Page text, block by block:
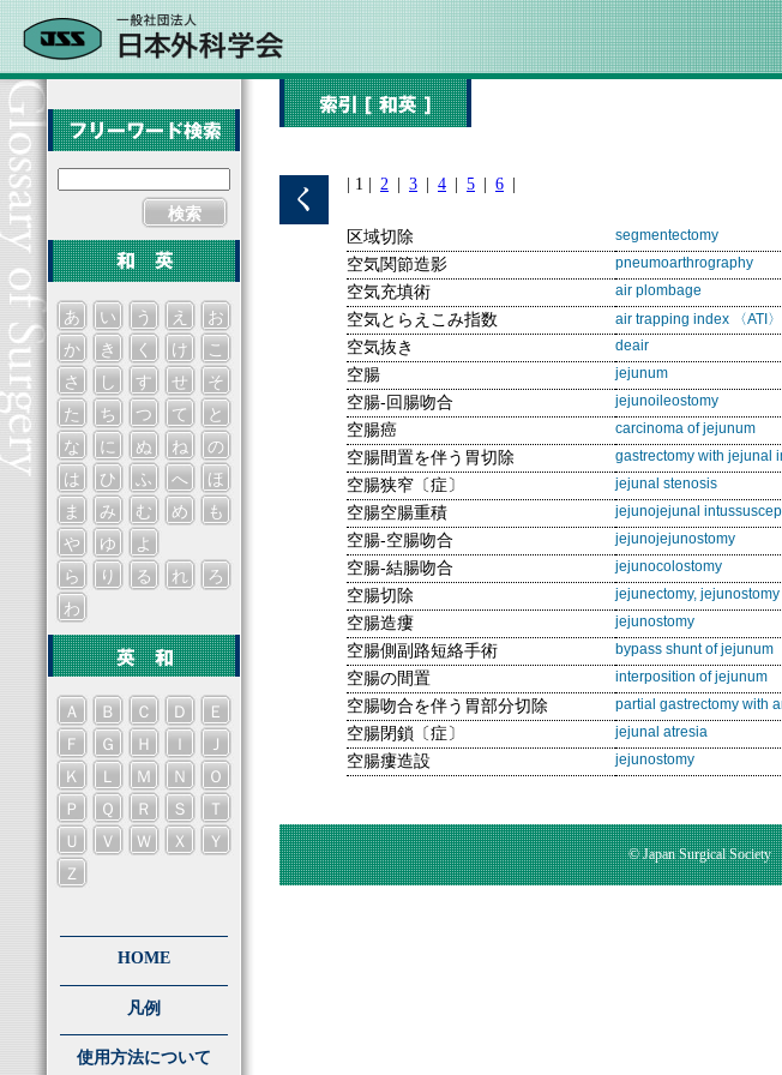
検索
あ い う え
お
か
き く け
こ
さ
し す せ
そ
た
ち つ て
と
な
に ぬ ね
の
は
ひ ふ へ
ほ
ま
み む め
も
や
ゆ
よ
ら
り る れ
ろ
わ
Ａ Ｂ Ｃ Ｄ
Ｅ
Ｆ
Ｇ Ｈ
Ｊ
Ｋ
Ｌ Ｍ Ｎ
Ｏ
Ｐ
Ｑ Ｒ Ｓ
Ｔ
Ｕ
Ｖ Ｗ Ｘ
Ｙ
Ｚ
HOME
凡例
使用方法について
| 1 | 2 3 4 5 6
区域切除 segmentectomy
空気関節造影 pneumoarthrography
空気充填術 air plombage
空気とらえこみ指数 air trapping index 〈ATI〉
空気抜き deair
空腸 jejunum
空腸-回腸吻合 jejunoileostomy
空腸癌 carcinoma of jejunum
空腸間置を伴う胃切除 gastrectomy with jejunal
空腸狭窄〔症〕 jejunal stenosis
空腸空腸重積 jejunojejunal
空腸-空腸吻合 jejunojejunostomy
空腸-結腸吻合 jejunocolostomy
空腸切除 jejunectomy, jejunostomy
空腸造瘻 jejunostomy
空腸側副路短絡手術 bypass shunt of jejunum
空腸の間置 interposition of jejunum
空腸吻合を伴う胃部分切除 partial gastrectomy with
空腸閉鎖〔症〕 jejunal atresia
空腸瘻造設 jejunostomy
© Japan Surgical Society